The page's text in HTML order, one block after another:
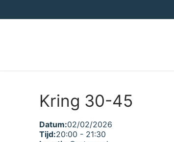
naar
Kring 30-45
Datum:02/02/2026
Tijd:20:00 - 21:30